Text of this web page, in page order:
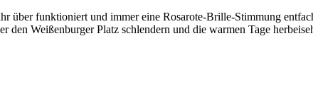
über funktioniert und immer eine Rosarote-Brille-Stimmung
den Weißenburger Platz schlendern und die warmen Tage